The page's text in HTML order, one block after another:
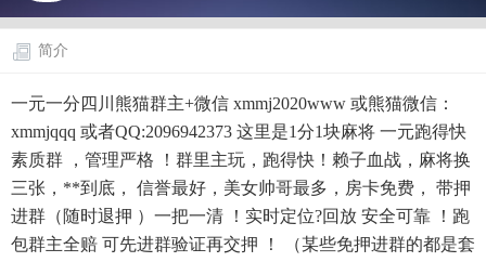
简介
一元一分四川熊猫群主+微信 xmmj2020www 或熊猫微信：
xmmjqqq 或者QQ:2096942373 这里是1分1块麻将 一元跑得快
素质群 ，管理严格 ！群里主玩，跑得快！赖子血战，麻将换
三张，**到底， 信誉最好，美女帅哥最多，房卡免费， 带押
进群（随时退押 ）一把一清 ！实时定位?回放 安全可靠 ！跑
包群主全赔 可先进群验证再交押 ！ （某些免押进群的都是套